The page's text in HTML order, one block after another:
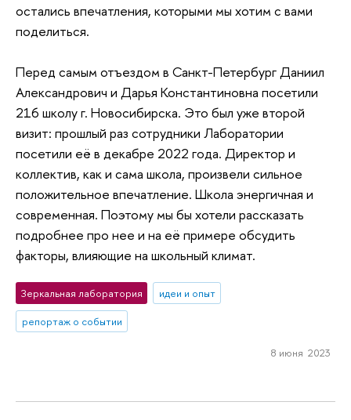
остались впечатления, которыми мы хотим с вами
поделиться.
Перед самым отъездом в Санкт-Петербург Даниил
Александрович и Дарья Константиновна посетили
216 школу г. Новосибирска. Это был уже второй
визит: прошлый раз сотрудники Лаборатории
посетили её в декабре 2022 года. Директор и
коллектив, как и сама школа, произвели сильное
положительное впечатление. Школа энергичная и
современная. Поэтому мы бы хотели рассказать
подробнее про нее и на её примере обсудить
факторы, влияющие на школьный климат.
Зеркальная лаборатория
идеи и опыт
репортаж о событии
8 июня 2023